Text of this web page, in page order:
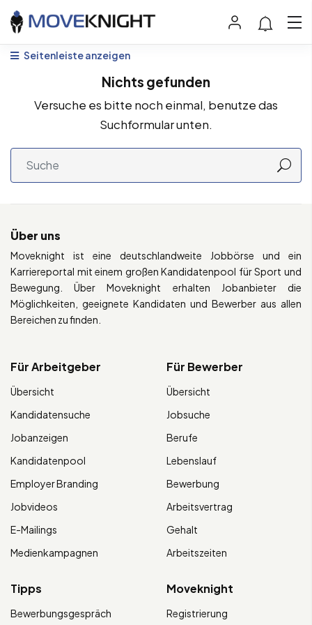
Seitenleiste anzeigen
Nichts gefunden
Versuche es bitte noch einmal, benutze das
Suchformular unten.
Über uns
Moveknight ist eine deutschlandweite Jobbörse und ein
Karriereportal mit einem großen Kandidatenpool für Sport und
Bewegung. Über Moveknight erhalten Jobanbieter die
Möglichkeiten, geeignete Kandidaten und Bewerber aus allen
Bereichen zu finden.
Für Arbeitgeber
Übersicht
Kandidatensuche
Jobanzeigen
Kandidatenpool
Employer Branding
Jobvideos
E-Mailings
Medienkampagnen
Für Bewerber
Übersicht
Jobsuche
Berufe
Lebenslauf
Bewerbung
Arbeitsvertrag
Gehalt
Arbeitszeiten
Tipps
Bewerbungsgespräch
Moveknight
Registrierung